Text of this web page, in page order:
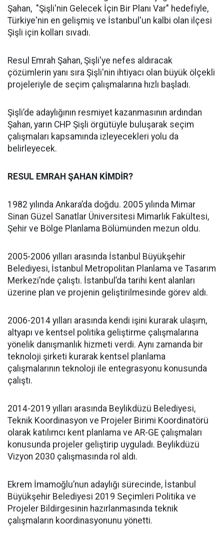
Şahan, "Şişli'nin Gelecek İçin Bir Planı Var" hedefiyle,
Türkiye'nin en gelişmiş ve İstanbul'un kalbi olan ilçesi
Şişli için kolları sıvadı.
Resul Emrah Şahan, Şişli'ye nefes aldıracak
çözümlerin yanı sıra Şişli'nin ihtiyacı olan büyük ölçekli
projeleriyle de seçim çalışmalarına hızlı başladı.
Şişli’de adaylığının resmiyet kazanmasının ardından
Şahan, yarın CHP Şişli örgütüyle buluşarak seçim
çalışmaları kapsamında izleyecekleri yolu da
belirleyecek.
RESUL EMRAH ŞAHAN KİMDİR?
1982 yılında Ankara’da doğdu. 2005 yılında Mimar
Sinan Güzel Sanatlar Üniversitesi Mimarlık Fakültesi,
Şehir ve Bölge Planlama Bölümünden mezun oldu.
2005-2006 yılları arasında İstanbul Büyükşehir
Belediyesi, İstanbul Metropolitan Planlama ve Tasarım
Merkezi’nde çalıştı. İstanbul’da tarihi kent alanları
üzerine plan ve projenin geliştirilmesinde görev aldı.
2006-2014 yılları arasında kendi işini kurarak ulaşım,
altyapı ve kentsel politika geliştirme çalışmalarına
yönelik danışmanlık hizmeti verdi. Aynı zamanda bir
teknoloji şirketi kurarak kentsel planlama
çalışmalarının teknoloji ile entegrasyonu konusunda
çalıştı.
2014-2019 yılları arasında Beylikdüzü Belediyesi,
Teknik Koordinasyon ve Projeler Birimi Koordinatörü
olarak katılımcı kent planlama ve AR-GE çalışmaları
konusunda projeler geliştirip uyguladı. Beylikdüzü
Vizyon 2030 çalışmasında rol aldı.
Ekrem İmamoğlu’nun adaylığı sürecinde, İstanbul
Büyükşehir Belediyesi 2019 Seçimleri Politika ve
Projeler Bildirgesinin hazırlanmasında teknik
çalışmaların koordinasyonunu yönetti.